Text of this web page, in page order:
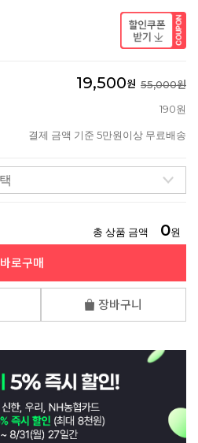
19,500원 55,000원
190원
결제 금액 기준 5만원이상 무료배송
총 상품 금액 0원
바로구매
장바구니